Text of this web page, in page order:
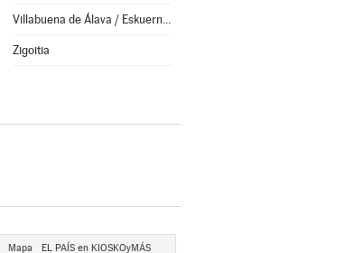
Villabuena de Álava / Eskuernaga
Zigoitia
Mapa EL PAÍS en KIOSKOyMÁS